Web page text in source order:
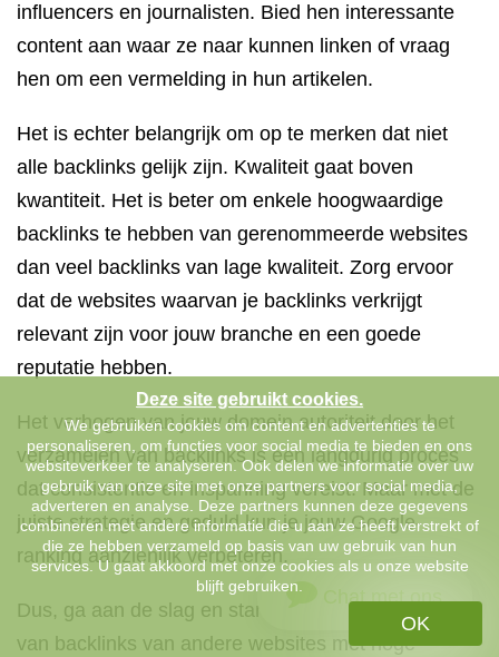
influencers en journalisten. Bied hen interessante
content aan waar ze naar kunnen linken of vraag
hen om een vermelding in hun artikelen.
Het is echter belangrijk om op te merken dat niet
alle backlinks gelijk zijn. Kwaliteit gaat boven
kwantiteit. Het is beter om enkele hoogwaardige
backlinks te hebben van gerenommeerde websites
dan veel backlinks van lage kwaliteit. Zorg ervoor
dat de websites waarvan je backlinks verkrijgt
relevant zijn voor jouw branche en een goede
reputatie hebben.
Het verhogen van jouw domein autoriteit door het
verzamelen van backlinks is een langdurig proces
dat consistentie en inspanning vereist. Maar met de
juiste strategie en geduld kun je jouw Google-
ranking aanzienlijk verbeteren.
Dus, ga aan de slag en start met het verzamelen
van backlinks van andere websites met hoge
Chat met ons
Deze site gebruikt cookies.
We gebruiken cookies om content en advertenties te
personaliseren, om functies voor social media te bieden en ons
websiteverkeer te analyseren. Ook delen we informatie over uw
gebruik van onze site met onze partners voor social media,
adverteren en analyse. Deze partners kunnen deze gegevens
combineren met andere informatie die u aan ze heeft verstrekt of
die ze hebben verzameld op basis van uw gebruik van hun
services. U gaat akkoord met onze cookies als u onze website
blijft gebruiken.
OK